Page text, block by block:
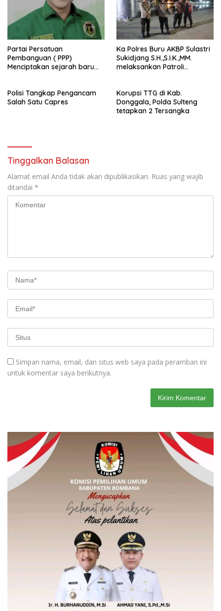
Partai Persatuan
Pembanguan ( PPP)
Menciptakan sejarah baru
Buru (Namlea).
Ka Polres Buru AKBP Sulastri
Sukidjang S.H.,S.I.K.,MM.
melaksankan Patroli
Polisi Tangkap Pengancam
Salah Satu Capres
Korupsi TTG di Kab.
Donggala, Polda Sulteng
tetapkan 2 Tersangka
Tinggalkan Balasan
Alamat email Anda tidak akan dipublikasikan. Ruas yang wajib
ditandai *
Simpan nama, email, dan situs web saya pada peramban ini
untuk komentar saya berikutnya.